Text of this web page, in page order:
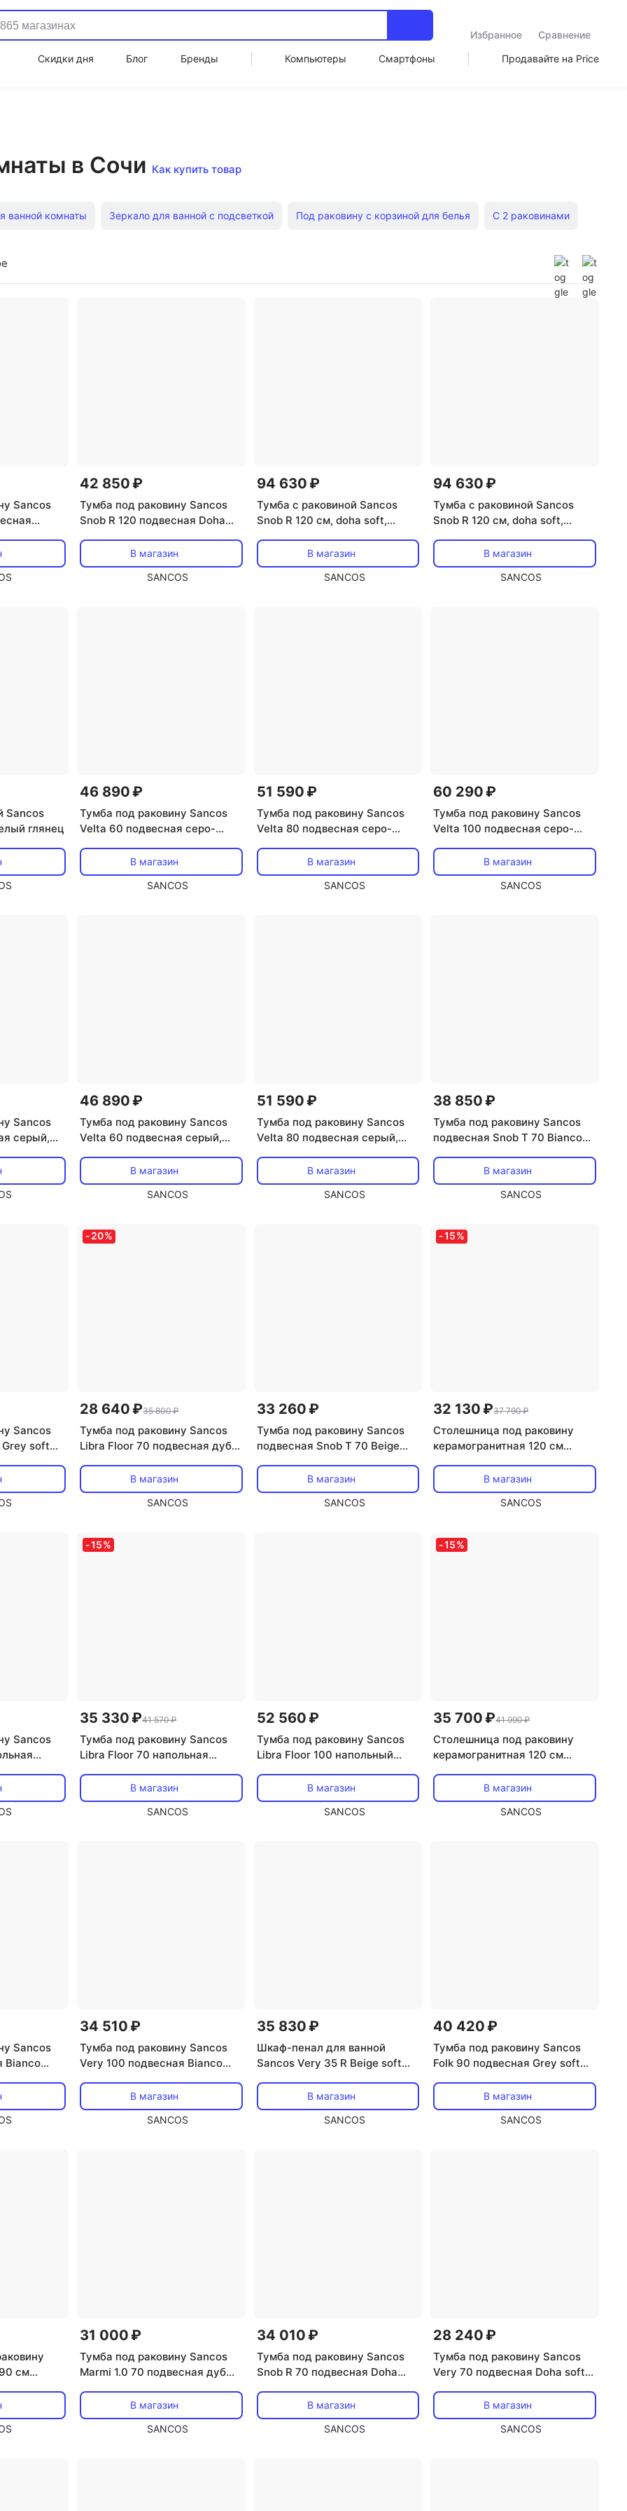
Избранное
Сравнение
Скидки дня Блог Бренды Компьютеры Смартфоны Продавайте на Price
в Сочи Как купить товар
ванной комнаты Зеркало для ванной с подсветкой Под раковину с корзиной для белья С 2 раковинами
комнаты Зеркало с полкой Полки для ванной Навесные шкафы для ванной С раковиной 55 см
Sancos
42 850 ₽
Тумба под раковину Sancos
Snob R 120 подвесная Doha
SNR120SMВ магазин
SANCOS
94 630 ₽
Тумба с раковиной Sancos
Snob R 120 см, doha soft,
В магазин
SANCOS
94 630 ₽
Тумба с раковиной Sancos
Snob R 120 см, doha soft,
В магазин
SANCOS
Sancos
глянец
46 890 ₽
Тумба под раковину Sancos
Velta 60 подвесная серо-
В магазин
SANCOS
51 590 ₽
Тумба под раковину Sancos
Velta 80 подвесная серо-
В магазин
SANCOS
60 290 ₽
Тумба под раковину Sancos
Velta 100 подвесная серо-
В магазин
SANCOS
Sancos
серый,
46 890 ₽
Тумба под раковину Sancos
Velta 60 подвесная серый,
В магазин
SANCOS
51 590 ₽
Тумба под раковину Sancos
Velta 80 подвесная серый,
В магазин
SANCOS
38 850 ₽
Тумба под раковину Sancos
подвесная Snob T 70 Bianco
В магазин
SANCOS
Sancos
Grey soft
-20%
28 640 ₽35 800 ₽
Тумба под раковину Sancos
Libra Floor 70 подвесная дуб
В магазин
SANCOS
33 260 ₽
Тумба под раковину Sancos
подвесная Snob T 70 Beige
В магазин
SANCOS
-15%
32 130 ₽37 790 ₽
Столешница под раковину
керамогранитная 120 см
TT120A1XВ магазин
SANCOS
Sancos
-15%
35 330 ₽41 570 ₽
Тумба под раковину Sancos
Libra Floor 70 напольная
В магазин
SANCOS
52 560 ₽
Тумба под раковину Sancos
Libra Floor 100 напольный
В магазин
SANCOS
-15%
35 700 ₽41 990 ₽
Столешница под раковину
керамогранитная 120 см
TT120A2XLВ магазин
SANCOS
Sancos
Bianco
34 510 ₽
Тумба под раковину Sancos
Very 100 подвесная Bianco
В магазин
SANCOS
35 830 ₽
Шкаф-пенал для ванной
Sancos Very 35 R Beige soft
В магазин
SANCOS
40 420 ₽
Тумба под раковину Sancos
Folk 90 подвесная Grey soft
В магазин
SANCOS
см
31 000 ₽
Тумба под раковину Sancos
Marmi 1.0 70 подвесная дуб
В магазин
SANCOS
34 010 ₽
Тумба под раковину Sancos
Snob R 70 подвесная Doha
В магазин
SANCOS
28 240 ₽
Тумба под раковину Sancos
Very 70 подвесная Doha soft
В магазин
SANCOS